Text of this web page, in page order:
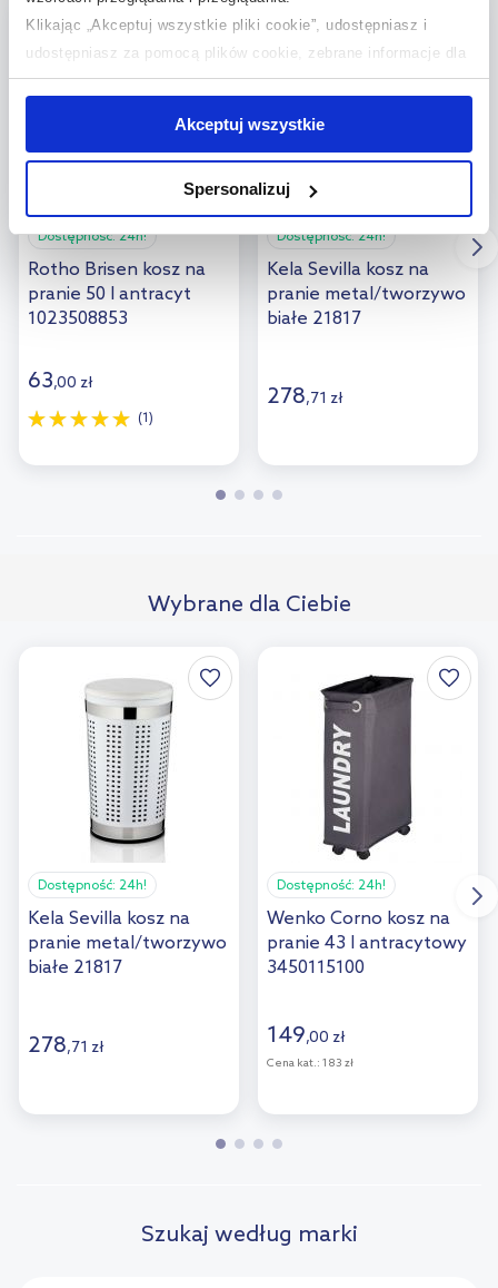
Klikając „Akceptuj wszystkie pliki cookie”, udostępniasz i
udostępniasz za pomocą plików cookie, zebrane informacje dla
użytkowników zewnętrznych, a także nasi partnerzy reklamowi.
jednak, że zablokowane niektóre pliki cookie mogą mieć wpływ
na sposób dostarczania treści niedostosowanych do potrzeb
Aby uzyskać więcej informacji na temat plików plików cookie,
kliknij „Ustawienia plików cookie”.
Jeśli chcesz uzyskać więcej
informacji na temat plików cookie i tego, dlaczego ich przepisy,
Akceptuj wszystkie
Spersonalizuj
bestseller
Dostępność:24h!
Rotho Brisen kosz na
pranie 50 l antracyt
1023508853
63,00 zł
(1)
Dostępność:24h!
Kela Sevilla kosz na
pranie metal/tworzywo
białe 21817
278,71 zł
Wybrane dla Ciebie
Dostępność: 24h!
Kela Sevilla kosz na
pranie metal/tworzywo
białe 21817
278,71 zł
Dostępność: 24h!
Wenko Corno kosz na
pranie 43 l antracytowy
3450115100
149,00 zł
Cena kat.: 183 zł
Szukaj według marki